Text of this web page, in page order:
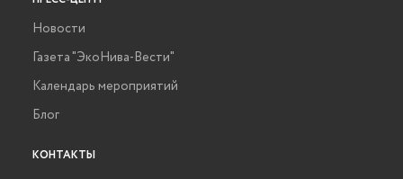
Новости
Газета "ЭкоНива-Вести"
Календарь мероприятий
Блог
КОНТАКТЫ